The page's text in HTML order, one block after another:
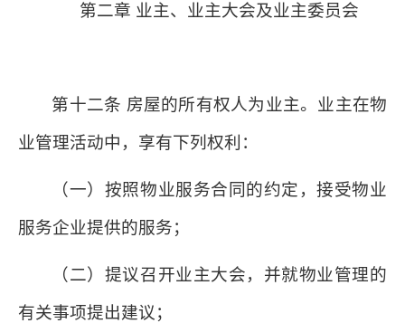
第二章 业主、业主大会及业主委员会
第十二条 房屋的所有权人为业主。业主在物
业管理活动中，享有下列权利：
（一）按照物业服务合同的约定，接受物业
服务企业提供的服务；
（二）提议召开业主大会，并就物业管理的
有关事项提出建议；